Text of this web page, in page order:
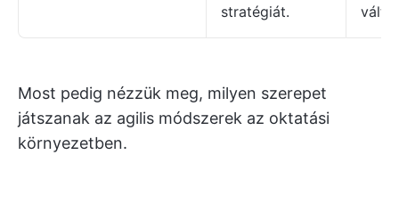
stratégiát.
Most pedig nézzük meg, milyen szerepet
játszanak az agilis módszerek az oktatási
környezetben.